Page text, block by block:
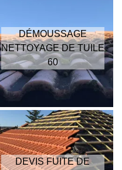
DÉMOUSSAGE
NETTOYAGE DE TUILE
60
DEVIS FUITE DE